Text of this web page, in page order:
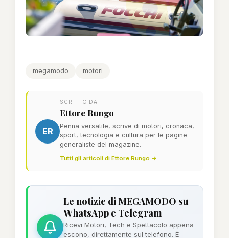
megamodo motori
ER
SCRITTO DA
Ettore Rungo
Penna versatile, scrive di motori, cronaca,
sport, tecnologia e cultura per le pagine
generaliste del magazine.
Tutti gli articoli di Ettore Rungo →
Le notizie di MEGAMODO su
WhatsApp e Telegram
Ricevi Motori, Tech e Spettacolo appena
escono, direttamente sul telefono. È